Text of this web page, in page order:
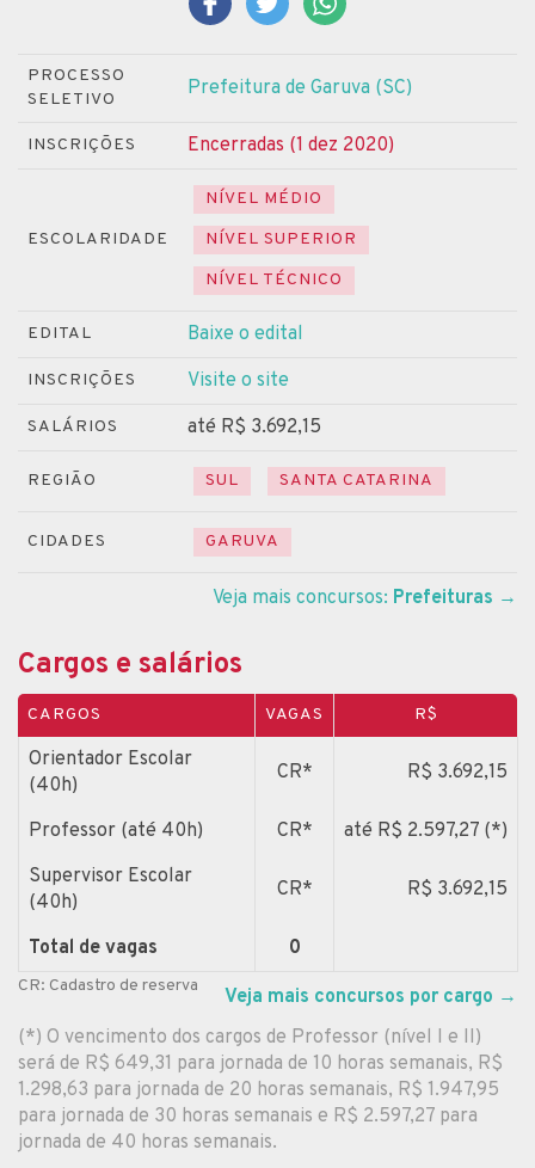
PROCESSO
SELETIVO
Prefeitura de Garuva (SC)
INSCRIÇÕES Encerradas (1 dez 2020)
ESCOLARIDADE
NÍVEL MÉDIO
NÍVEL SUPERIOR
NÍVEL TÉCNICO
EDITAL Baixe o edital
INSCRIÇÕES Visite o site
SALÁRIOS até R$ 3.692,15
REGIÃO SUL SANTA CATARINA
CIDADES GARUVA
Veja mais concursos: Prefeituras →
Cargos e salários
CARGOS VAGAS R$
Orientador Escolar
(40h)
CR* R$ 3.692,15
Professor (até 40h) CR*
até R$ 2.597,27 (*)
Supervisor Escolar
(40h)
CR* R$ 3.692,15
Total de vagas 0
CR: Cadastro de reserva Veja mais concursos por cargo →
(*) O vencimento dos cargos de Professor (nível I e II)
será de R$ 649,31 para jornada de 10 horas semanais, R$
1.298,63 para jornada de 20 horas semanais, R$ 1.947,95
para jornada de 30 horas semanais e R$ 2.597,27 para
jornada de 40 horas semanais.